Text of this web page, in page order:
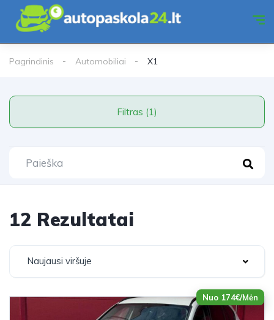
Pagrindinis Automobiliai X1
Filtras (1)
12 Rezultatai
Naujausi viršuje
Nuo 174€/Mėn